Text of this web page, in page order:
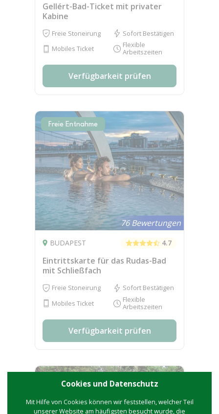
Gellért-Bad-Ticket mit privater
Kabine
Freie Stoneirung
Sofort Bestätigen
Mobiles Ticket
Flexible
Arbeitszeiten
Verfügbarkeit prüfen
Freie Entnahme
76 Bewertungen
BUDAPEST 4.7
Eintrittskarte für das Rudas-Bad
mit Schließfach
Freie Stoneirung
Sofort Bestätigen
Mobiles Ticket
Flexible
Arbeitszeiten
Verfügbarkeit prüfen
Freie Entnahme
Cookies und Datenschutz
Mit Hilfe von Cookies können wir feststellen, welcher Teil
unserer Website am häufigsten besucht wurde, die